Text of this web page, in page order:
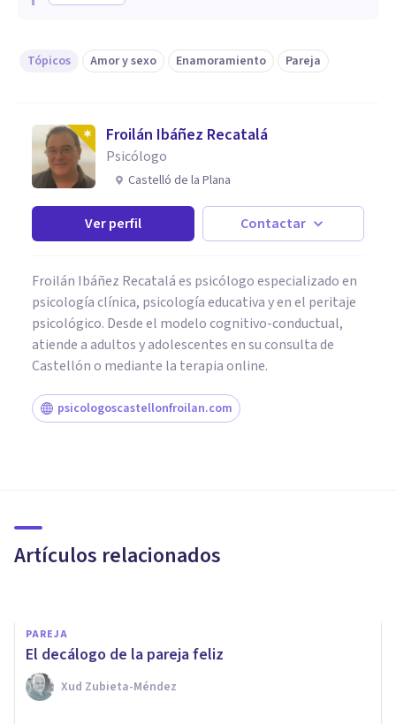
Tópicos Amor y sexo Enamoramiento Pareja
Froilán Ibáñez Recatalá
Psicólogo
Castelló de la Plana
Ver perfil Contactar
Froilán Ibáñez Recatalá es psicólogo especializado en
psicología clínica, psicología educativa y en el peritaje
psicológico. Desde el modelo cognitivo-conductual,
atiende a adultos y adolescentes en su consulta de
Castellón o mediante la terapia online.
psicologoscastellonfroilan.com
Artículos relacionados
consejos para superarlo
PAREJA
​El decálogo de la pareja feliz
Xud Zubieta-Méndez